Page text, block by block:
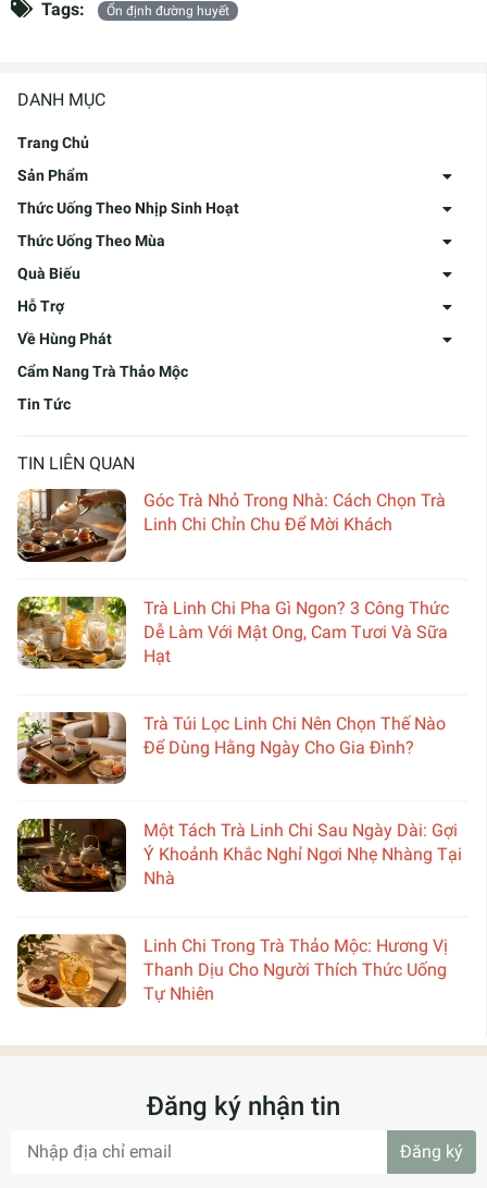
DANH MỤC
Trang Chủ
Sản Phẩm
Thức Uống Theo Nhịp Sinh Hoạt
Thức Uống Theo Mùa
Quà Biếu
Hỗ Trợ
Về Hùng Phát
Cẩm Nang Trà Thảo Mộc
Tin Tức
TIN LIÊN QUAN
Góc Trà Nhỏ Trong Nhà: Cách Chọn Trà
Linh Chi Chỉn Chu Để Mời Khách
Trà Linh Chi Pha Gì Ngon? 3 Công Thức
Dễ Làm Với Mật Ong, Cam Tươi Và Sữa
Hạt
Trà Túi Lọc Linh Chi Nên Chọn Thế Nào
Để Dùng Hằng Ngày Cho Gia Đình?
Một Tách Trà Linh Chi Sau Ngày Dài: Gợi
Ý Khoảnh Khắc Nghỉ Ngơi Nhẹ Nhàng Tại
Nhà
Linh Chi Trong Trà Thảo Mộc: Hương Vị
Thanh Dịu Cho Người Thích Thức Uống
Tự Nhiên
Tags: Ổn định đường huyết
Đăng ký nhận tin
Đăng ký